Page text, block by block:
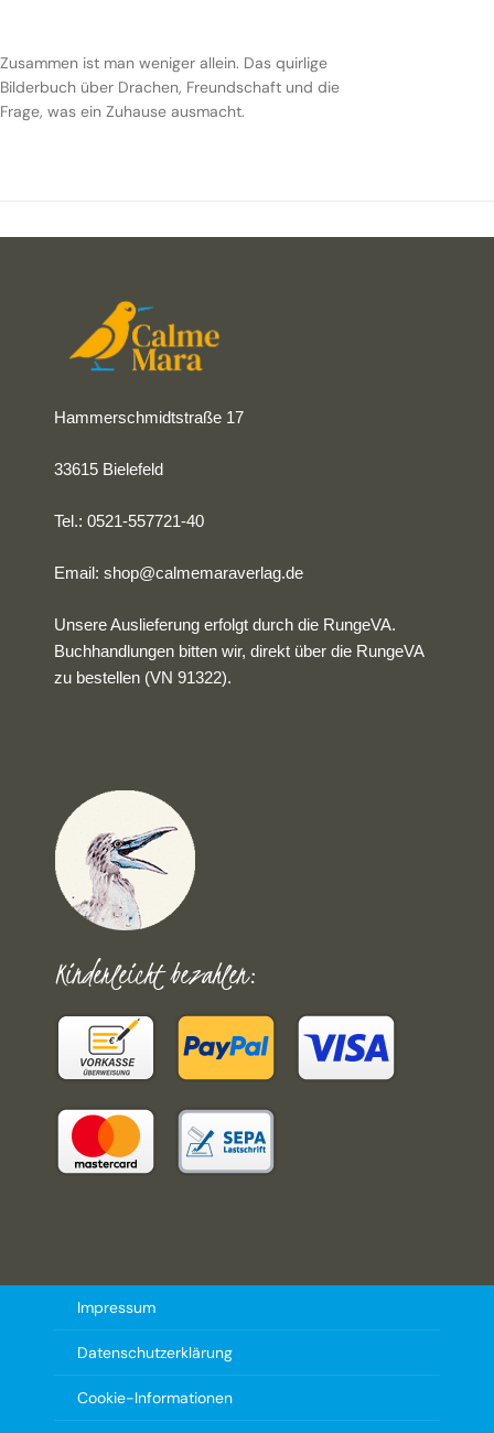
Zusammen ist man weniger allein. Das quirlige
Bilderbuch über Drachen, Freundschaft und die
Frage, was ein Zuhause ausmacht.
Hammerschmidtstraße 17
33615 Bielefeld
Tel.: 0521-557721-40
Email:shop@calmemaraverlag.de
Unsere Auslieferung erfolgt durch die RungeVA.
Buchhandlungen bitten wir, direkt über die RungeVA
zu bestellen (VN 91322).
Kinderleicht bezahlen:
Impressum
Datenschutzerklärung
Cookie-Informationen